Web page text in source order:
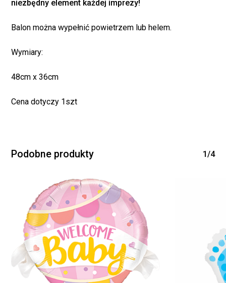
niezbędny element każdej imprezy!
Balon można wypełnić powietrzem lub helem.
Wymiary:
48cm x 36cm
Cena dotyczy 1szt
Podobne produkty 1/4